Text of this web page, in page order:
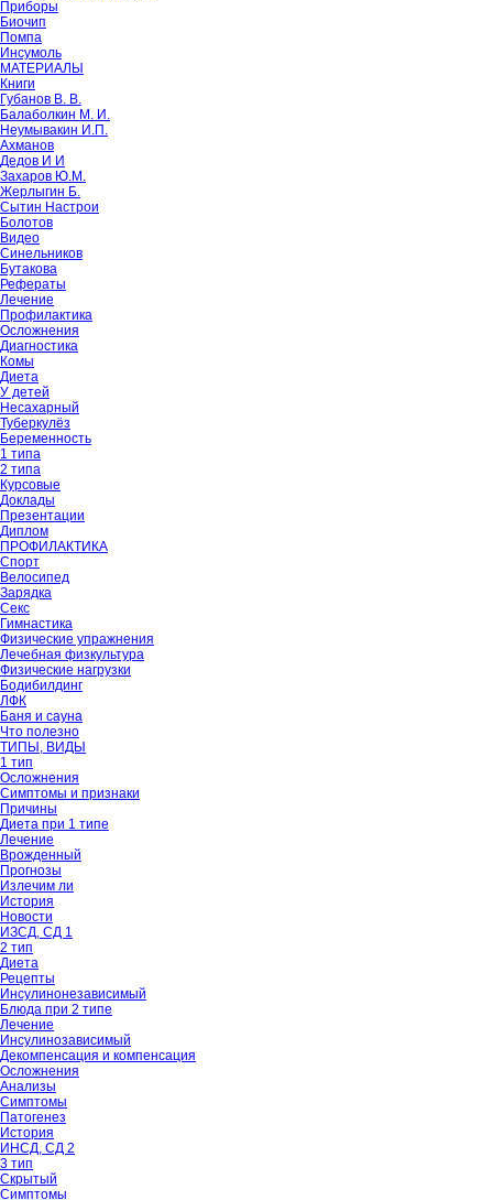
Приборы
Биочип
Помпа
Инсумоль
МАТЕРИАЛЫ
Книги
Губанов В. В.
Балаболкин М. И.
Неумывакин И.П.
Ахманов
Дедов И И
Захаров Ю.М.
Жерлыгин Б.
Сытин Настрои
Болотов
Видео
Синельников
Бутакова
Рефераты
Лечение
Профилактика
Осложнения
Диагностика
Комы
Диета
У детей
Несахарный
Туберкулёз
Беременность
1 типа
2 типа
Курсовые
Доклады
Презентации
Диплом
ПРОФИЛАКТИКА
Спорт
Велосипед
Зарядка
Секс
Гимнастика
Физические упражнения
Лечебная физкультура
Физические нагрузки
Бодибилдинг
ЛФК
Баня и сауна
Что полезно
ТИПЫ, ВИДЫ
1 тип
Осложнения
Симптомы и признаки
Причины
Диета при 1 типе
Лечение
Врожденный
Прогнозы
Излечим ли
История
Новости
ИЗСД, СД 1
2 тип
Диета
Рецепты
Инсулинонезависимый
Блюда при 2 типе
Лечение
Инсулинозависимый
Декомпенсация и компенсация
Осложнения
Анализы
Симптомы
Патогенез
История
ИНСД, СД 2
3 тип
Скрытый
Симптомы